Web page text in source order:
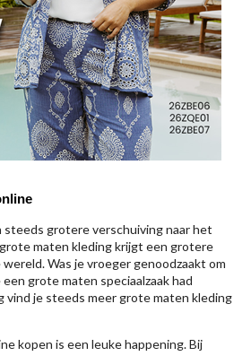
steeds grotere verschuiving naar het
maten kleding krijgt een grotere
Was je vroeger genoodzaakt om
grote maten speciaalzaak had
vind je steeds meer grote maten kleding
kopen is een leuke happening. Bij